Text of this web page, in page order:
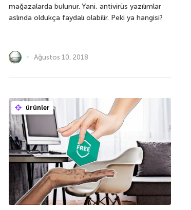
mağazalarda bulunur. Yani, antivirüs yazılımlar
aslında oldukça faydalı olabilir. Peki ya hangisi?
Ağustos 10, 2018
ürünler